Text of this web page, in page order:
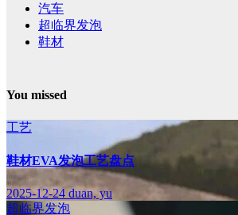
汽车
超临界发泡
鞋材
You missed
工艺
鞋材EVA发泡工艺盘点
2025-12-24duan, yu
超临界发泡